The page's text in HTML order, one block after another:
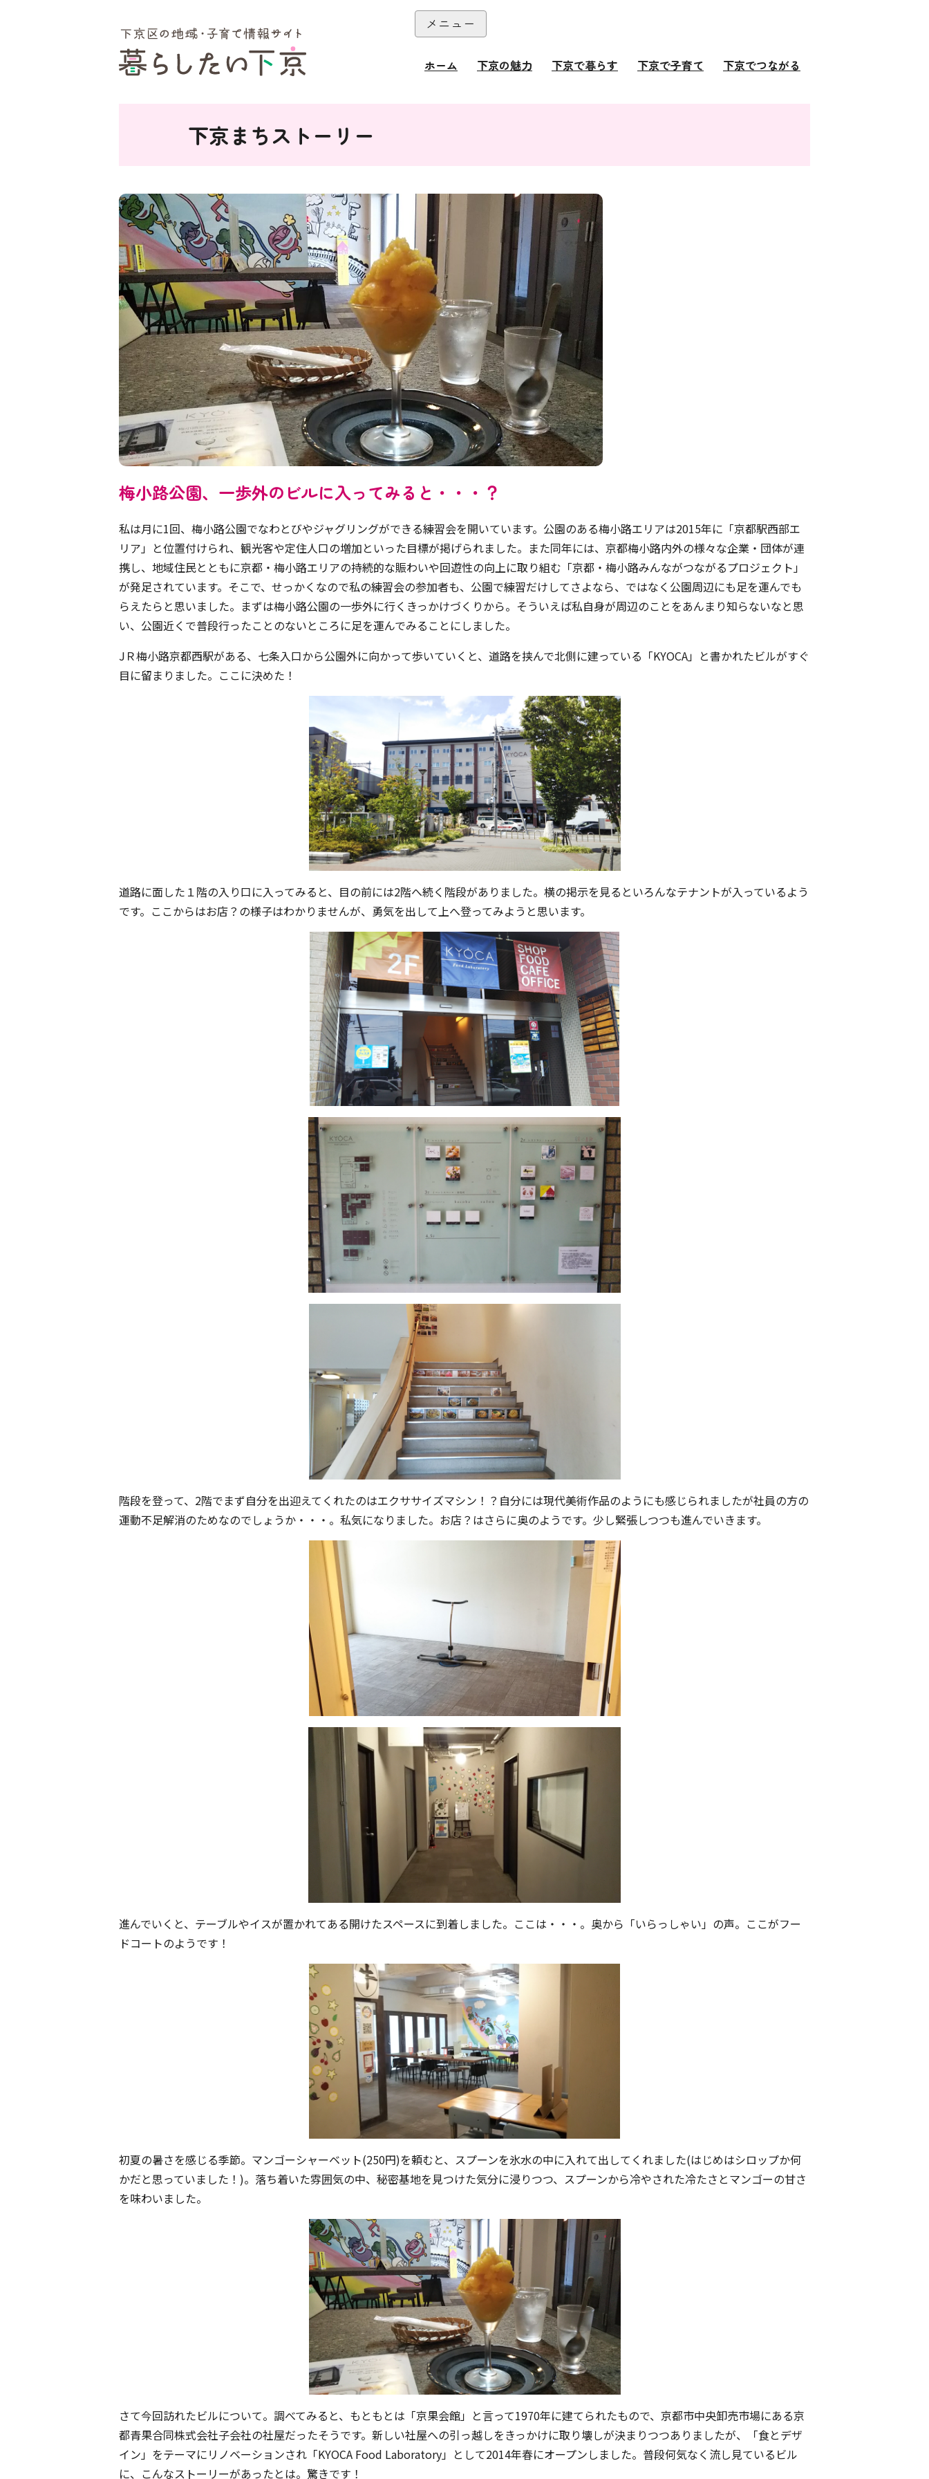
本文へ
メニュー
ホーム 下京の魅力 下京で暮らす 下京で子育て 下京でつながる
下京まちストーリー
梅小路公園、一歩外のビルに入ってみると・・・？
私は月に1回、梅小路公園でなわとびやジャグリングができる練習会を開いています。公園のある梅小路エリアは2015年に「京都駅西部エ
リア」と位置付けられ、観光客や定住人口の増加といった目標が掲げられました。また同年には、京都梅小路内外の様々な企業・団体が連
携し、地域住民とともに京都・梅小路エリアの持続的な賑わいや回遊性の向上に取り組む「京都・梅小路みんながつながるプロジェクト」
が発足されています。そこで、せっかくなので私の練習会の参加者も、公園で練習だけしてさよなら、ではなく公園周辺にも足を運んでも
らえたらと思いました。まずは梅小路公園の一歩外に行くきっかけづくりから。そういえば私自身が周辺のことをあんまり知らないなと思
い、公園近くで普段行ったことのないところに足を運んでみることにしました。
JＲ梅小路京都西駅がある、七条入口から公園外に向かって歩いていくと、道路を挟んで北側に建っている「KYOCA」と書かれたビルがすぐ
目に留まりました。ここに決めた！
道路に面した１階の入り口に入ってみると、目の前には2階へ続く階段がありました。横の掲示を見るといろんなテナントが入っているよう
です。ここからはお店？の様子はわかりませんが、勇気を出して上へ登ってみようと思います。
階段を登って、2階でまず自分を出迎えてくれたのはエクササイズマシン！？自分には現代美術作品のようにも感じられましたが社員の方の
運動不足解消のためなのでしょうか・・・。私気になりました。お店？はさらに奥のようです。少し緊張しつつも進んでいきます。
進んでいくと、テーブルやイスが置かれてある開けたスペースに到着しました。ここは・・・。奥から「いらっしゃい」の声。ここがフー
ドコートのようです！
初夏の暑さを感じる季節。マンゴーシャーベット(250円)を頼むと、スプーンを氷水の中に入れて出してくれました(はじめはシロップか何
かだと思っていました！)。落ち着いた雰囲気の中、秘密基地を見つけた気分に浸りつつ、スプーンから冷やされた冷たさとマンゴーの甘さ
を味わいました。
さて今回訪れたビルについて。調べてみると、もともとは「京果会館」と言って1970年に建てられたもので、京都市中央卸売市場にある京
都青果合同株式会社子会社の社屋だったそうです。新しい社屋への引っ越しをきっかけに取り壊しが決まりつつありましたが、「食とデザ
イン」をテーマにリノベーションされ「KYOCA Food Laboratory」として2014年春にオープンしました。普段何気なく流し見ているビル
に、こんなストーリーがあったとは。驚きです！